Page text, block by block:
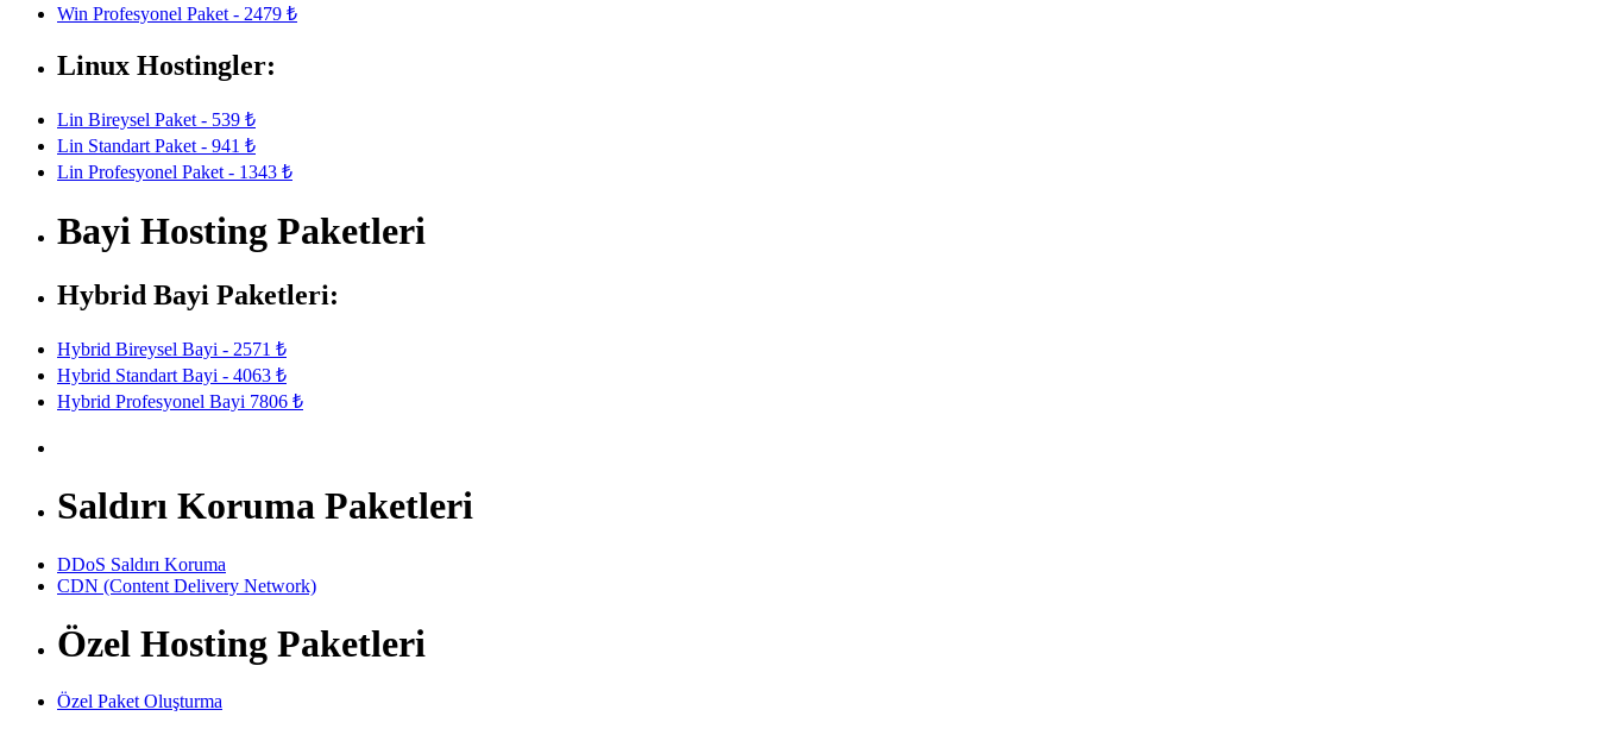
Win Profesyonel Paket - 2479 ₺
Linux Hostingler:
Lin Bireysel Paket - 539 ₺
Lin Standart Paket - 941 ₺
Lin Profesyonel Paket - 1343 ₺
Bayi Hosting Paketleri
Hybrid Bayi Paketleri:
Hybrid Bireysel Bayi - 2571 ₺
Hybrid Standart Bayi - 4063 ₺
Hybrid Profesyonel Bayi 7806 ₺
Saldırı Koruma Paketleri
DDoS Saldırı Koruma
CDN (Content Delivery Network)
Özel Hosting Paketleri
Özel Paket Oluşturma